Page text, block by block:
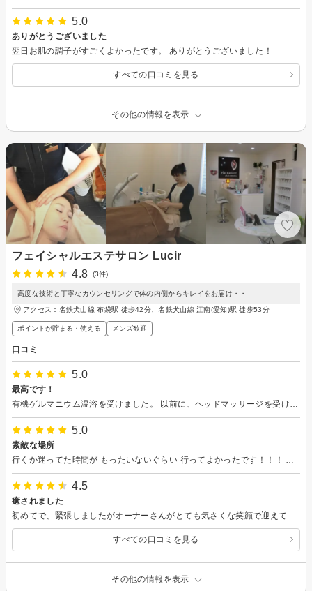
5.0
ありがとうございました
翌日お肌の調子がすごくよかったです。 ありがとうございました！
すべての口コミを見る
その他の情報を表示
フェイシャルエステサロン Lucir
4.8
(3件)
高度な技術と丁寧なカウンセリングで体の内側からキレイをお届け・・
アクセス：名鉄犬山線 布袋駅 徒歩42分、名鉄犬山線 江南(愛知)駅 徒歩53分
ポイントが貯まる・使える メンズ歓迎
口コミ
5.0
最高です！
5.0
素敵な場所
4.5
癒されました
すべての口コミを見る
その他の情報を表示